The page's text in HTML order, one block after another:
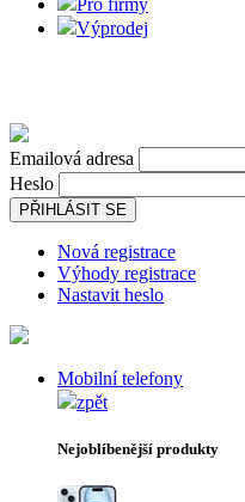
Pro firmy
Výprodej
Emailová adresa
Heslo
PŘIHLÁSIT SE
Nová registrace
Výhody registrace
Nastavit heslo
Mobilní telefony
zpět
Nejoblíbenější produkty